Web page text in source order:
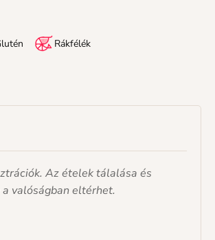
Rákfélék
Az ételek tálalása és
valóságban eltérhet.